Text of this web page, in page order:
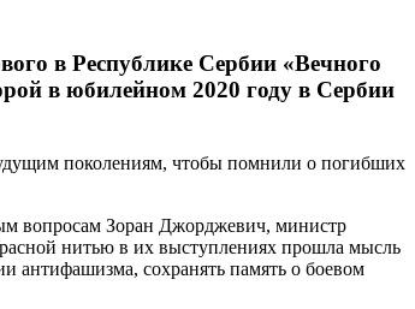
в Республике Сербии «Вечного
в юбилейном 2020 году в Сербии
поколениям, чтобы помнили о погибших
вопросам Зоран Джорджевич, министр
нитью в их выступлениях прошла мысль
антифашизма, сохранять память о боевом